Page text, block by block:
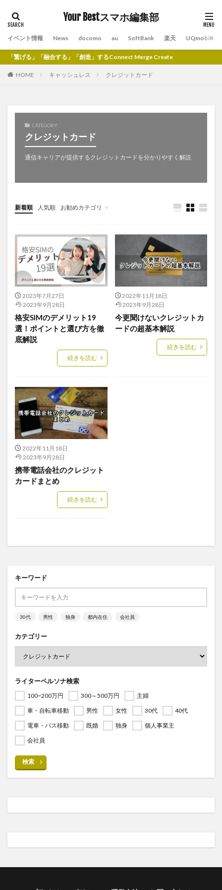
Your Bestスマホ編集部
イベント情報 News docomo au SoftBank 楽天 UQmobile
「繋げる」「融合する」「創造」するConnect Merge Create
HOME キャッシュレス クレジットカード
CATEGORY
クレジットカード
通信キャリアが提供するクレジットカードを分かりやすく解説
新着順 人気順 お勧めカテゴリ
未分類
2023年7月27日
2023年9月28日
格安SIMのデメリット19
選！ポイントと選び方を徹
底解説
続きを読む
2022年11月18日
2023年9月28日
今更聞けないクレジットカ
ードの超基本解説
続きを読む
2022年11月18日
2023年9月28日
携帯電話会社のクレジット
カードまとめ
続きを読む
キーワード
30代 男性 独身 都内在住 会社員
カテゴリー
ライターペルソナ検索
100~200万円 300～500万円
主婦
車・自転車移動
男性 女性 30代
40代
電車・バス移動
既婚 独身
個人事業主
会社員
検索